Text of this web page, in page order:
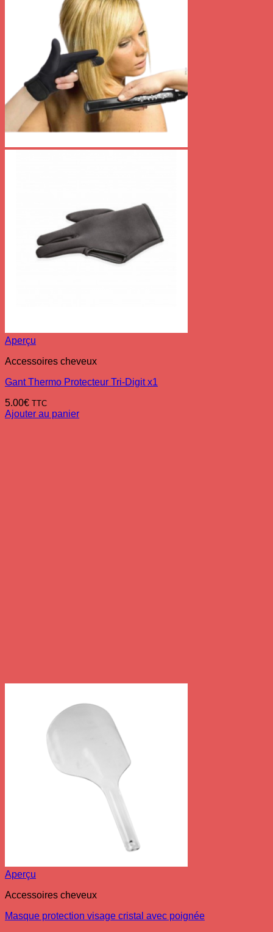
Aperçu
Accessoires cheveux
Gant Thermo Protecteur Tri-Digit x1
5.00€ TTC
Ajouter au panier
Aperçu
Accessoires cheveux
Masque protection visage cristal avec poignée